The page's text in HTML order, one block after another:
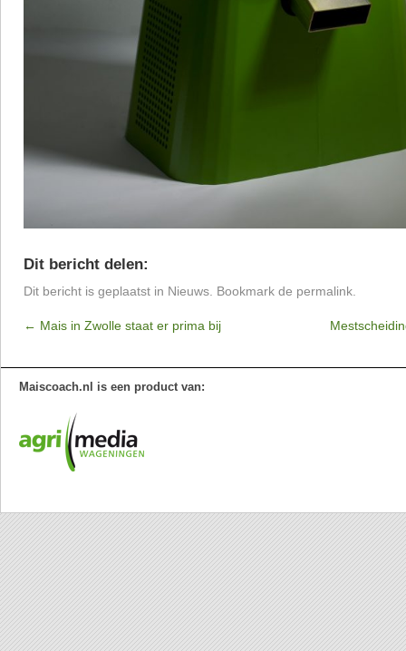
Dit bericht delen:
Dit bericht is geplaatst in Nieuws . Bookmark de permalink
← Mais in Zwolle staat er prima bij
Maiscoach.nl is een product van: